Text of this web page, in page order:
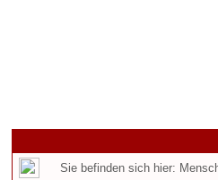
Sie befinden sich hier: